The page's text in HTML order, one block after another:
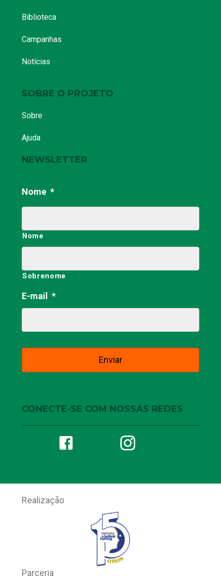
Biblioteca
Campanhas
Notícias
SOBRE O PROJETO
Sobre
Ajuda
NEWSLETTER
Nome *
Nome
Sobrenome
E-mail *
CONECTE-SE COM NOSSAS REDES
Realização
Parceria